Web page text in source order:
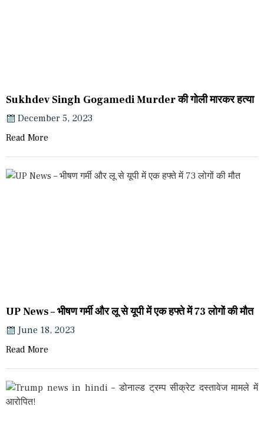
Sukhdev Singh Gogamedi Murder की गोली मारकर हत्या
December 5, 2023
Read More
UP News – भीषण गर्मी और लू से यूपी में एक हफ्ते में 73 लोगों की मौत
June 18, 2023
Read More